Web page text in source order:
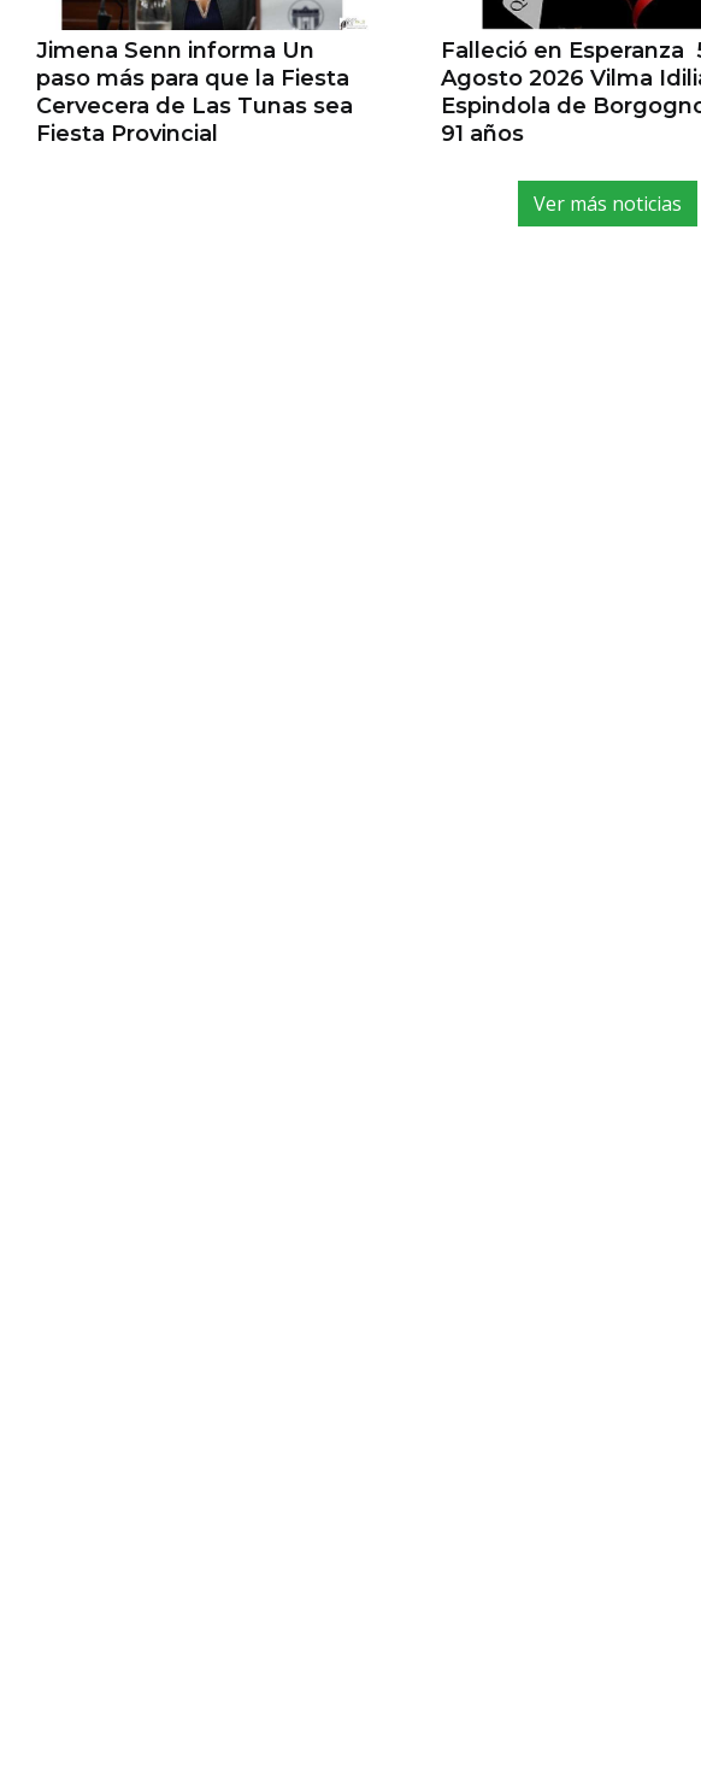
Jimena Senn informa Un
paso más para que la Fiesta
Cervecera de Las Tunas sea
Fiesta Provincial
Falleció en Esperanza
Agosto 2026 Vilma
Espindola de
91 años
Ver más noticias